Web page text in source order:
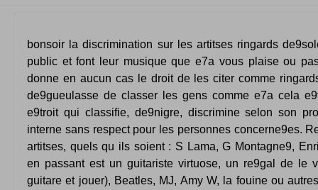
bonsoir la discrimination sur les artitses ringards
public et font leur musique que e7a vous plaise ou
donne en aucun cas le droit de les citer comme
de9gueulasse de classer les gens comme e7a cela
e9troit qui classifie, de9nigre, discrimine selon son
interne sans respect pour les personnes concerne9es.
artitses, quels qu ils soient : S Lama, G Montagne9,
en passant est un guitariste virtuose, un re9gal de le
guitare et jouer), Beatles, MJ, Amy W, la fouine ou